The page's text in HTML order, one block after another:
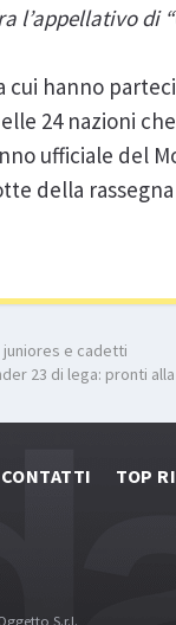
l’appellativo di
cui hanno
24 nazioni
ufficiale del
della
juniores e cadetti
23 di lega: pronti
CONTATTI TOP
S.r.l.